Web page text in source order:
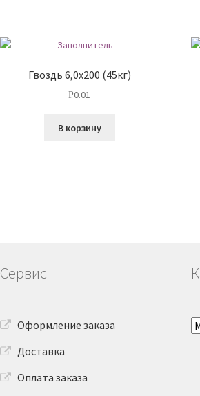
Гвоздь 6,0х200 (45кг)
Р0.01
В корзину
Сервис
Оформление заказа
Доставка
Оплата заказа